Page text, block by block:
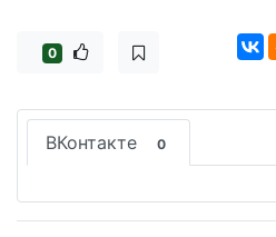
0
ВКонтакте 0